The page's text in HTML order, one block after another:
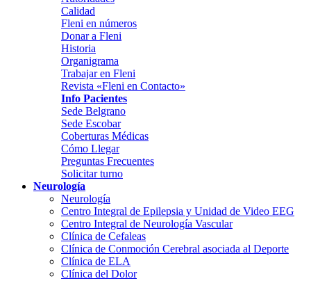
Calidad
Fleni en números
Donar a Fleni
Historia
Organigrama
Trabajar en Fleni
Revista «Fleni en Contacto»
Info Pacientes
Sede Belgrano
Sede Escobar
Coberturas Médicas
Cómo Llegar
Preguntas Frecuentes
Solicitar turno
Neurología
Neurología
Centro Integral de Epilepsia y Unidad de Video EEG
Centro Integral de Neurología Vascular
Clínica de Cefaleas
Clínica de Conmoción Cerebral asociada al Deporte
Clínica de ELA
Clínica del Dolor